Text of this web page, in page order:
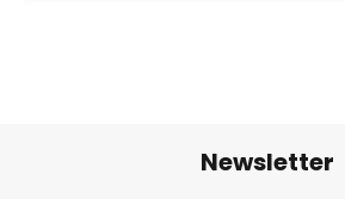
Newsletter